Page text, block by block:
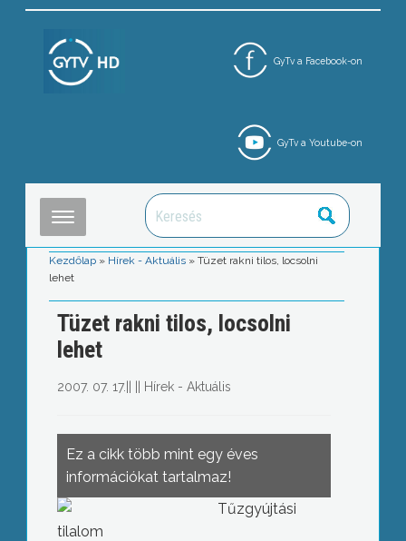
GyTv a Facebook-on
GyTv a Youtube-on
Kezdőlap » Hírek - Aktuális »Tüzet rakni tilos, locsolni
lehet
Tüzet rakni tilos, locsolni
lehet
2007. 07. 17. Hírek - Aktuális
Ez a cikk több mint egy éves
információkat tartalmaz!
Tűzgyújtási
tilalom